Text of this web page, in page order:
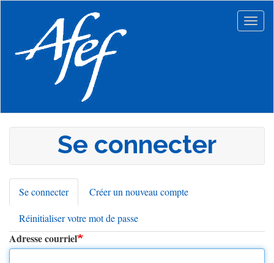
principal
Se connecter
Onglets
principaux
Se connecter(onglet
actif)
Créer un nouveau compte
Réinitialiser votre mot de passe
Adresse courriel